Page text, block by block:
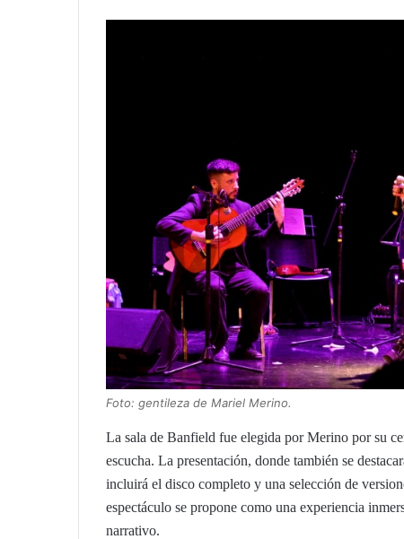
Foto: gentileza de Mariel Merino.
La sala de Banfield fue elegida por Merino por su
escucha. La presentación, donde también se
incluirá el disco completo y una selección de
espectáculo se propone como una experiencia
narrativo.